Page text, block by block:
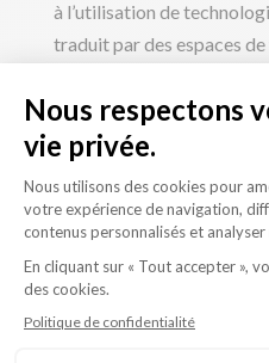
à l’utilisation de
traduit par des espaces de
parfaitement aux
clients.
Intéressé